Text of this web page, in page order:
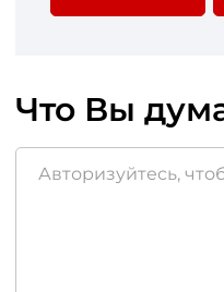
Что Вы